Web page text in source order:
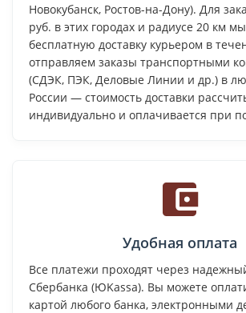
Новокубанск, Ростов-на-Дону). Для
руб. в этих городах и радиусе 20 км
бесплатную доставку курьером в
отправляем заказы транспортными
(СДЭК, ПЭК, Деловые Линии и др.) в
России — стоимость доставки
индивидуально и оплачивается при
Удобная оплата
Все платежи проходят через
Сбербанка (ЮKassa). Вы можете
картой любого банка, электронными